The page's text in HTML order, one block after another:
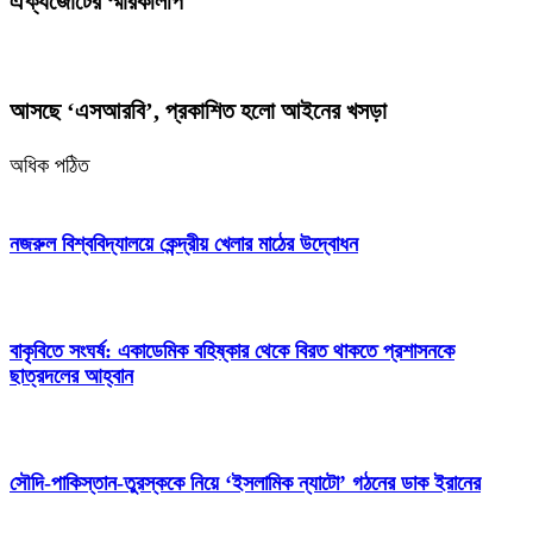
আসছে ‘এসআরবি’, প্রকাশিত হলো আইনের খসড়া
অধিক পঠিত
নজরুল বিশ্ববিদ্যালয়ে কেন্দ্রীয় খেলার মাঠের উদ্বোধন
বাকৃবিতে সংঘর্ষ: একাডেমিক বহিষ্কার থেকে বিরত থাকতে প্রশাসনকে
ছাত্রদলের আহ্বান
সৌদি-পাকিস্তান-তুরস্ককে নিয়ে ‘ইসলামিক ন্যাটো’ গঠনের ডাক ইরানের